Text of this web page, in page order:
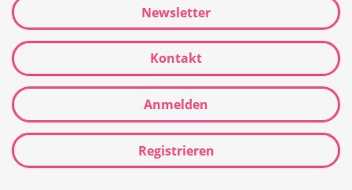
Newsletter
Kontakt
Anmelden
Registrieren